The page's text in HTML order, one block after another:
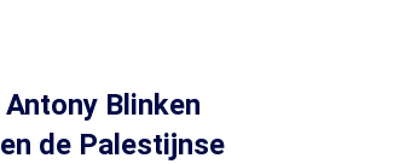
Blinken
de Palestijnse